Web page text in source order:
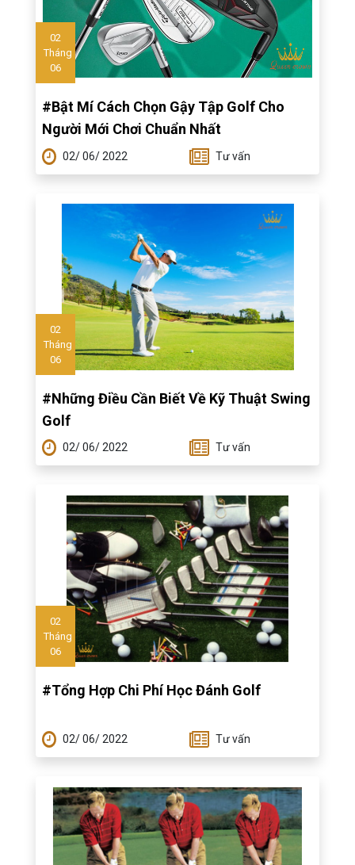
02
Tháng
06
#Bật Mí Cách Chọn Gậy Tập Golf Cho
Người Mới Chơi Chuẩn Nhất
02/ 06/ 2022 Tư vấn
02
Tháng
06
#Những Điều Cần Biết Về Kỹ Thuật Swing
Golf
02/ 06/ 2022 Tư vấn
02
Tháng
06
#Tổng Hợp Chi Phí Học Đánh Golf
02/ 06/ 2022 Tư vấn